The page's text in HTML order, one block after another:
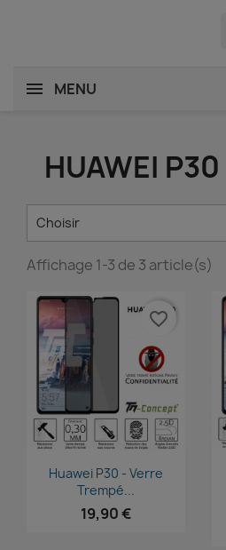
MENU
HUAWEI P30
Choisir
Affichage 1-3 de 3 article(s)
Aperçu rapide
Huawei P30 - Verre
Trempé...
19,90 €
favorite_border